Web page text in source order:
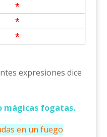
*
*
*
expresiones dice
mágicas fogatas.
en un fuego